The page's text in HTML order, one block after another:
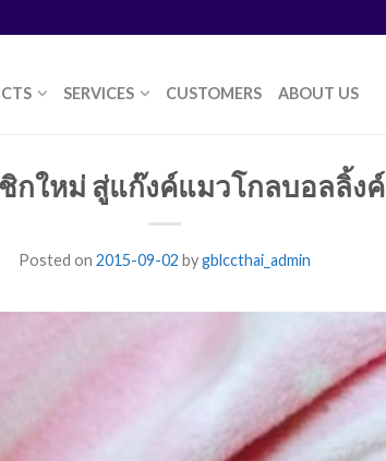
SERVICES CUSTOMERS ABOUT US
กใหม่ สู่แก๊งค์แมวโกลบอลลิ้งค์
Posted on 2015-09-02 bygblccthai_admin